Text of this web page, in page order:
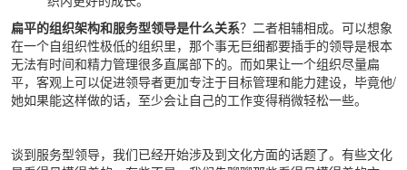
扁平的组织架构和服务型领导是什么关系？二者相辅相成。可以想象
在一个自组织性极低的组织里，那个事无巨细都要插手的领导是根本
无法有时间和精力管理很多直属部下的。而如果让一个组织尽量扁
平，客观上可以促进领导者更加专注于目标管理和能力建设，毕竟他/
她如果能这样做的话，至少会让自己的工作变得稍微轻松一些。
谈到服务型领导，我们已经开始涉及到文化方面的话题了。有些文化